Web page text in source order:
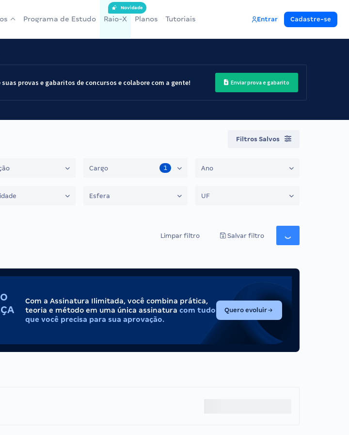
Programa de Estudo Raio-X
Novidade
Planos Tutoriais Entrar Cadastre-se
suas provas e gabaritos de concursos e colabore com a gente! Enviar prova e gabarito
Filtros Salvos
Cargo 1 Ano
Esfera UF
Limpar filtro Salvar filtro
Com a Assinatura Ilimitada, você combina prática,
teoria e método em uma única assinatura com tudo
que você precisa para sua aprovação.
Quero evoluir(abre em nova aba)